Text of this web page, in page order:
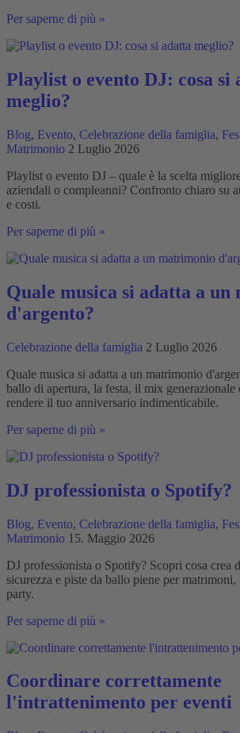
Combinare
dell'evento
DJ?
Per saperne di più »
Playlist o evento DJ: cosa si
meglio?
Blog, Evento, Celebrazione della famiglia,
Matrimonio 2 Luglio 2026
Playlist o evento DJ – quale è la scelta
aziendali o compleanni? Confronto chiaro su
e costi.
Playlist
evento
cosa
si
adatta
Per saperne di più »
Quale musica si adatta a
d'argento?
Celebrazione della famiglia 2 Luglio 2026
Quale musica si adatta a un matrimonio
ballo di apertura, la festa, il mix generazionale
rendere il tuo anniversario indimenticabile.
Quale
si
a
un
d'argento?
Per saperne di più »
DJ professionista o Spotify?
Blog, Evento, Celebrazione della famiglia,
Matrimonio 15. Maggio 2026
DJ professionista o Spotify? Scopri cosa crea
sicurezza e piste da ballo piene per matrimoni,
party.
DJ
o
Per saperne di più »
Coordinare correttamente
l'intrattenimento per eventi